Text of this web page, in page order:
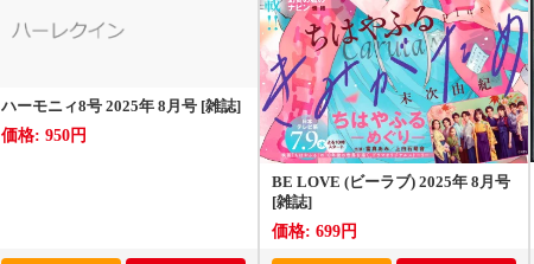
ハーモニィ8号 2025年 8月号 [雑誌]
価格: 950円
BE LOVE (ビーラブ) 2025年 8月号
[雑誌]
価格: 699円